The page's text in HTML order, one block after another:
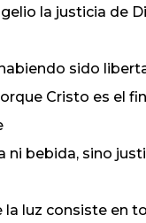
la justicia de
habiendo sido
Cristo es el
ni bebida, sino
luz consiste en